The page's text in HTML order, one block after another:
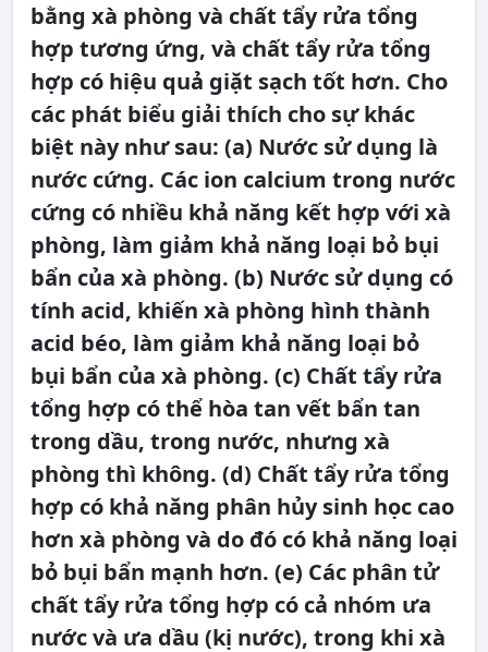
bằng xà phòng và chất tẩy rửa tổng
hợp tương ứng, và chất tẩy rửa tổng
hợp có hiệu quả giặt sạch tốt hơn. Cho
các phát biểu giải thích cho sự khác
biệt này như sau: (a) Nước sử dụng là
nước cứng. Các ion calcium trong nước
cứng có nhiều khả năng kết hợp với xà
phòng, làm giảm khả năng loại bỏ bụi
bẩn của xà phòng. (b) Nước sử dụng có
tính acid, khiến xà phòng hình thành
acid béo, làm giảm khả năng loại bỏ
bụi bẩn của xà phòng. (c) Chất tẩy rửa
tổng hợp có thể hòa tan vết bẩn tan
trong dầu, trong nước, nhưng xà
phòng thì không. (d) Chất tẩy rửa tổng
hợp có khả năng phân hủy sinh học cao
hơn xà phòng và do đó có khả năng loại
bỏ bụi bẩn mạnh hơn. (e) Các phân tử
chất tẩy rửa tổng hợp có cả nhóm ưa
nước và ưa dầu (kị nước), trong khi xà